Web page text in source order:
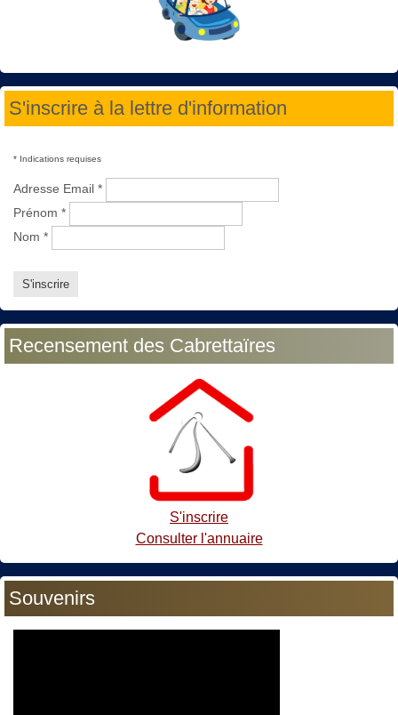
S'inscrire à la lettre d'information
* Indications requises
Adresse Email *
Prénom *
Nom *
Recensement des Cabrettaïres
S'inscrire
Consulter l'annuaire
Souvenirs